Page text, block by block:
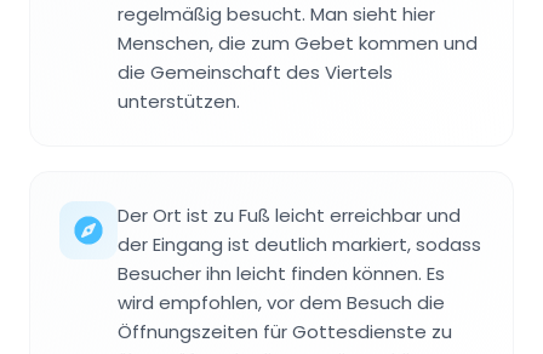
regelmäßig besucht. Man sieht hier
Menschen, die zum Gebet kommen und
die Gemeinschaft des Viertels
unterstützen.
Der Ort ist zu Fuß leicht erreichbar und
der Eingang ist deutlich markiert, sodass
Besucher ihn leicht finden können. Es
wird empfohlen, vor dem Besuch die
Öffnungszeiten für Gottesdienste zu